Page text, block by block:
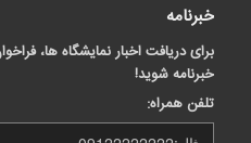
خبرنامه
برای دریافت اخبار نمایشگاه ها،
خبرنامه شوید!
تلفن همراه: